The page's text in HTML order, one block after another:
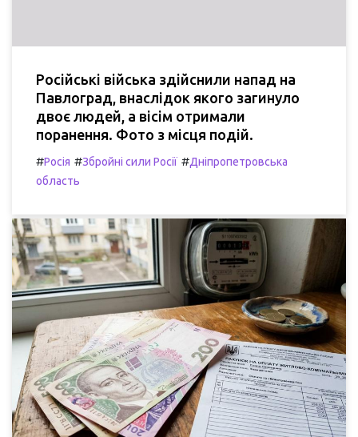
Російські війська здійснили напад на
Павлоград, внаслідок якого загинуло
двоє людей, а вісім отримали
поранення. Фото з місця подій.
#Росія #Збройні сили Росії #Дніпропетровська
область